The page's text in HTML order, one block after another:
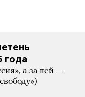
года
а за ней —